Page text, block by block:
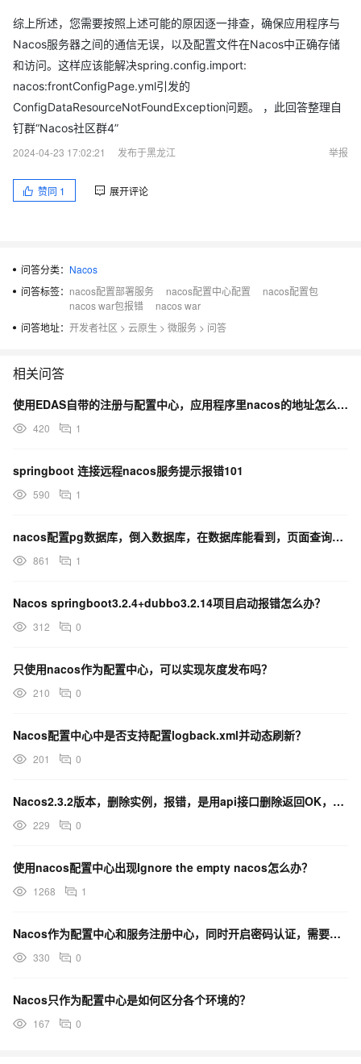
org.springframework.context.event.SimpleApplicationEventMul
ticaster.multicastEvent(SimpleApplicationEventMulticaster.java:
131)
Caused by: org.yaml.snakeyaml.error.YAMLException:
java.nio.charset.MalformedInputException: Input length = 1
at
org.yaml.snakeyaml.reader.StreamReader.update(StreamRead
org.yaml.snakeyaml.reader.StreamReader.ensureEnoughData(S
treamReader.java:171)
at
org.yaml.snakeyaml.scanner.ScannerImpl.scanToNextToken(Sc
annerImpl.java:1218)
org.yaml.snakeyaml.scanner.ScannerImpl.fetchMoreTokens(Sc
annerImpl.java:329)
org.yaml.snakeyaml.scanner.ScannerImpl.checkToken(Scanner
Start.produce(ParserImpl.java:214)
at
va:166)
at
ava:156)
at
r.java:93)
at
aseConstructor.java:124)
at org.yaml.snakeyaml.Yaml$1.hasNext(Yaml.java:509)
org.springframework.beans.factory.config.YamlProcessor.proc
at
综上所述，您需要按照上述可能的原因逐一排查，确保应用程序与
Nacos服务器之间的通信无误，以及配置文件在Nacos中正确存储
和访问。这样应该能解决spring.config.import:
nacos:frontConfigPage.yml引发的
ConfigDataResourceNotFoundException问题。 ，此回答整理自
钉群“Nacos社区群4”
2024-04-23 17:02:21
发布于黑龙江 举报
赞同 1 展开评论
问答分类： Nacos
问答标签： nacos配置部署服务 nacos配置中心配置
nacos配置包
nacos war包报错
nacos war
问答地址： 开发者社区 > 云原生 > 微服务 > 问答
相关问答
使用EDAS自带的注册与配置中心，应用程序里nacos的地址怎么配置？
420 1
springboot 连接远程nacos服务提示报错101
590 1
nacos配置pg数据库，倒入数据库，在数据库能看到，页面查询报错怎么办？
861 1
Nacos springboot3.2.4+dubbo3.2.14项目启动报错怎么办？
312 0
只使用nacos作为配置中心，可以实现灰度发布吗？
210 0
Nacos配置中心中是否支持配置logback.xml并动态刷新？
201 0
Nacos2.3.2版本，删除实例，报错，是用api接口删除返回OK，有知道咋回事的吗？
229 0
使用nacos配置中心出现Ignore the empty nacos怎么办？
1268 1
Nacos作为配置中心和服务注册中心，同时开启密码认证，需要哪些必要的配置？
330 0
Nacos只作为配置中心是如何区分各个环境的？
167 0